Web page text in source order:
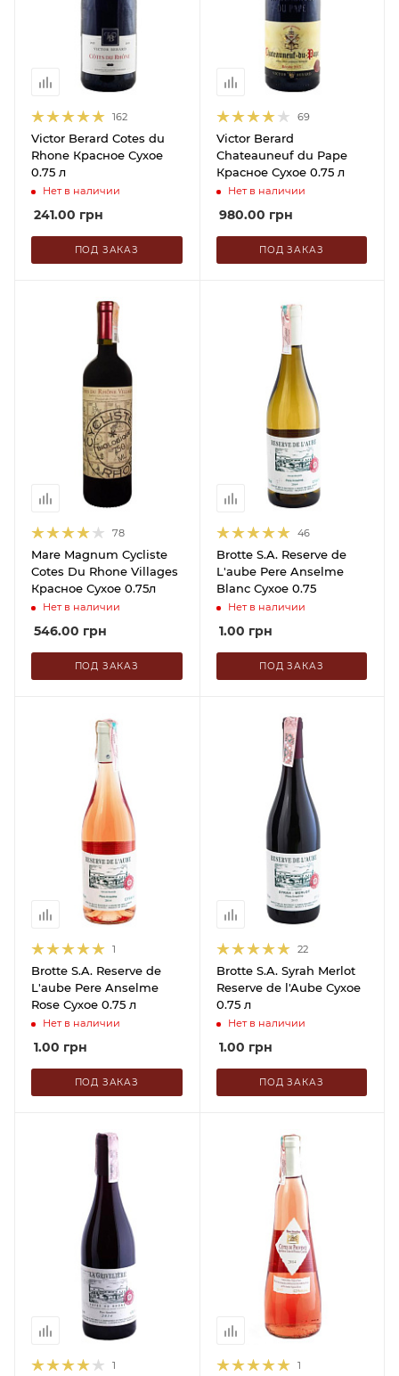
162
Victor Berard Cotes du
Rhone Красное Сухое
0.75 л
Нет в наличии
241.00 грн
ПОД ЗАКАЗ
69
Victor Berard
Chateauneuf du Pape
Красное Сухое 0.75 л
Нет в наличии
980.00 грн
ПОД ЗАКАЗ
78
Mare Magnum Cycliste
Cotes Du Rhone Villages
Красное Сухое 0.75л
Нет в наличии
546.00 грн
ПОД ЗАКАЗ
46
Brotte S.A. Reserve de
L'aube Pere Anselme
Blanc Сухое 0.75
Нет в наличии
1.00 грн
ПОД ЗАКАЗ
1
Brotte S.A. Reserve de
L'aube Pere Anselme
Rose Сухое 0.75 л
Нет в наличии
1.00 грн
ПОД ЗАКАЗ
22
Brotte S.A. Syrah Merlot
Reserve de l'Aube Сухое
0.75 л
Нет в наличии
1.00 грн
ПОД ЗАКАЗ
1 1